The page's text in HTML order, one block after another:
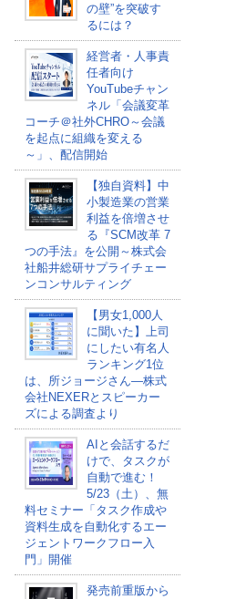
の壁”を突破す
るには？
経営者・人事責
任者向け
YouTubeチャン
ネル「会議変革
コーチ＠社外CHRO～会議
を起点に組織を変える
～」、配信開始
【独自資料】中
小製造業の営業
利益を倍増させ
る『SCM改革 7
つの手法』を公開～株式会
社船井総研サプライチェー
ンコンサルティング
【男女1,000人
に聞いた】上司
にしたい有名人
ランキング1位
は、所ジョージさん―株式
会社NEXERとスピーカー
ズによる調査より
AIと会話するだ
けで、タスクが
自動で進む！
5/23（土）、無
料セミナー「タスク作成や
資料生成を自動化するエー
ジェントワークフロー入
門」開催
発売前重版から